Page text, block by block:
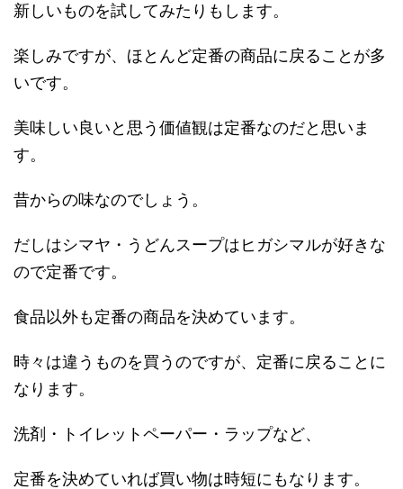
新しいものを試してみたりもします。
楽しみですが、ほとんど定番の商品に戻ることが多
いです。
美味しい良いと思う価値観は定番なのだと思いま
す。
昔からの味なのでしょう。
だしはシマヤ・うどんスープはヒガシマルが好きな
ので定番です。
食品以外も定番の商品を決めています。
時々は違うものを買うのですが、定番に戻ることに
なります。
洗剤・トイレットペーパー・ラップなど、
定番を決めていれば買い物は時短にもなります。